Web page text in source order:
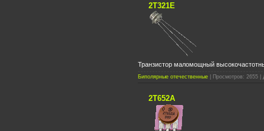
2Т321Е
Транзистор маломощный
Биполярные отечественные | Просмотров: 2655 |
2Т652А